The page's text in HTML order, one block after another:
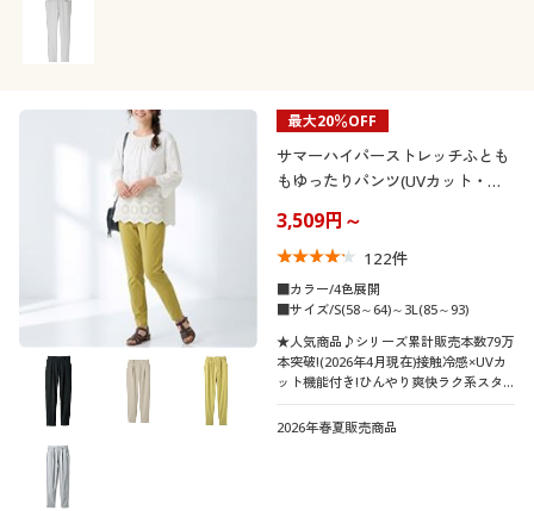
最大20％OFF
サマーハイパーストレッチふとも
もゆったりパンツ(UVカット・接
3,509円～
122件
■カラー/4色展開
■サイズ/S(58～64)～3L(85～93)
★人気商品♪シリーズ累計販売本数79万
本突破!(2026年4月現在)接触冷感×UVカ
ット機能付き!ひんやり爽快ラク系スタ
イリッシュで夏のおしゃれに手抜きな
し!「ハイパーストレッチパンツ」
2026年春夏販売商品